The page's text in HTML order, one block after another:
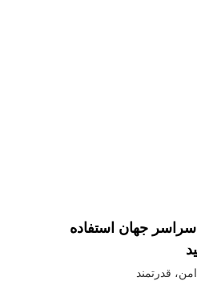
سراسر جهان استفاده
قدرتمند